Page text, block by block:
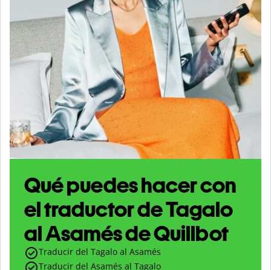
Qué puedes hacer con
el traductor de Tagalo
al Asamés de Quillbot
Traducir del Tagalo al Asamés
Traducir del Asamés al Tagalo